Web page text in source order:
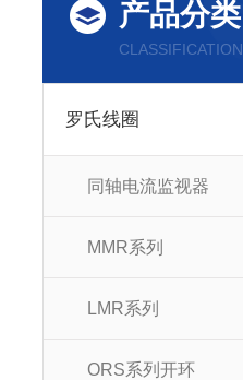
产品分类
CLASSIFICATION
罗氏线圈
同轴电流监视器
MMR系列
LMR系列
ORS系列开环